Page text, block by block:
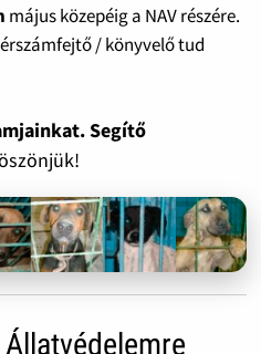
május közepéig a NAV részére.
/ könyvelő tud
Segítő